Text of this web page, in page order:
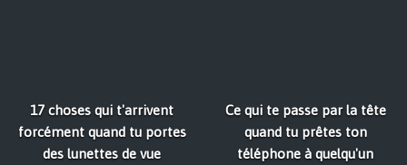
17 choses qui t'arrivent
forcément quand tu portes
des lunettes de vue
Ce qui te passe par la tête
quand tu prêtes ton
téléphone à quelqu'un